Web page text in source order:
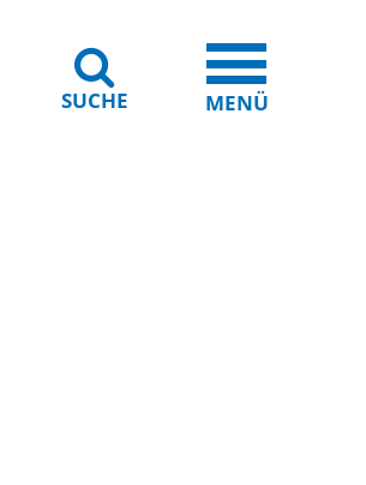
SUCHE MENÜ